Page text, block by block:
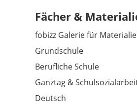
Fächer &
fobizz Galerie für
Grundschule
Berufliche Schule
Ganztag &
Deutsch